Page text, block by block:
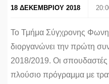
18 ΔΕΚΕΜΒΡΙΟΥ 2018
Το Τμήμα Σύγχρονης
διοργανώνει την πρώτη
2018/2019. Οι
πλούσιο πρόγραμμα με